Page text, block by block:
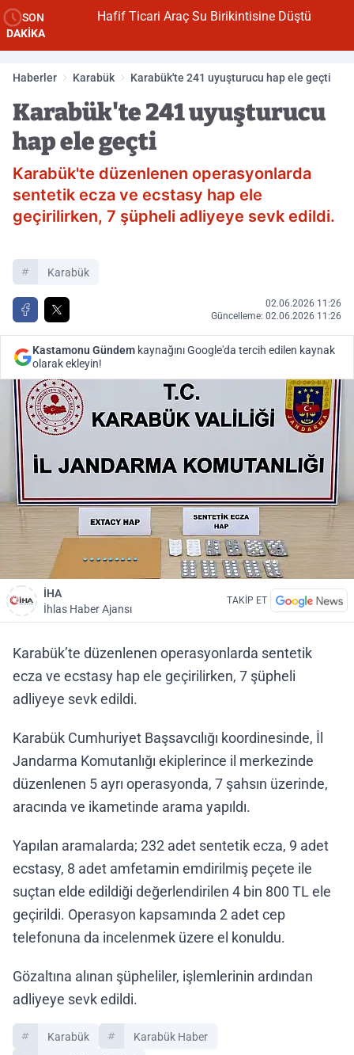
SON
DAKİKA
Hafif Ticari Araç Su Birikintisine Düştü
Haberler Karabük Karabük'te 241 uyuşturucu hap ele geçti
Karabük'te 241 uyuşturucu
hap ele geçti
Karabük'te düzenlenen operasyonlarda
sentetik ecza ve ecstasy hap ele
geçirilirken, 7 şüpheli adliyeye sevk edildi.
Karabük
02.06.2026 11:26
Güncelleme: 02.06.2026 11:26
Kastamonu Gündem kaynağını Google'da tercih edilen kaynak
olarak ekleyin!
İHA
İhlas Haber Ajansı
TAKİP ET
Karabük’te düzenlenen operasyonlarda sentetik
ecza ve ecstasy hap ele geçirilirken, 7 şüpheli
adliyeye sevk edildi.
Karabük Cumhuriyet Başsavcılığı koordinesinde, İl
Jandarma Komutanlığı ekiplerince il merkezinde
düzenlenen 5 ayrı operasyonda, 7 şahsın üzerinde,
aracında ve ikametinde arama yapıldı.
Yapılan aramalarda; 232 adet sentetik ecza, 9 adet
ecstasy, 8 adet amfetamin emdirilmiş peçete ile
suçtan elde edildiği değerlendirilen 4 bin 800 TL ele
geçirildi. Operasyon kapsamında 2 adet cep
telefonuna da incelenmek üzere el konuldu.
Gözaltına alınan şüpheliler, işlemlerinin ardından
adliyeye sevk edildi.
Karabük
Karabük Haber